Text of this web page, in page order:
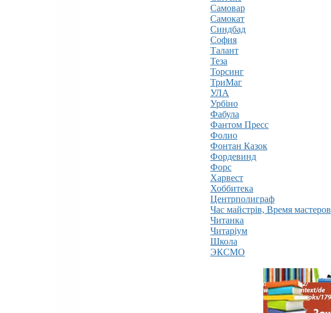
Самовар
Самокат
Синдбад
София
Талант
Теза
Торсинг
ТриМаг
УЛА
Урбіно
Фабула
Фантом Пресс
Фолио
Фонтан Казок
Фордевинд
Форс
Харвест
Хоббитека
Центрполиграф
Час майстрів, Время мастеров
Читанка
Читаріум
Школа
ЭКСМО